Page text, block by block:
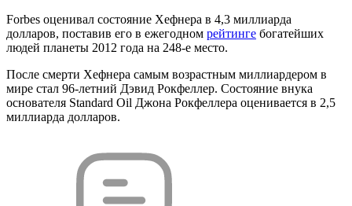
Forbes оценивал состояние Хефнера в 4,3 миллиарда
долларов, поставив его в ежегодном рейтинге богатейших
людей планеты 2012 года на 248-е место.
После смерти Хефнера самым возрастным миллиардером в
мире стал 96-летний Дэвид Рокфеллер. Состояние внука
основателя Standard Oil Джона Рокфеллера оценивается в 2,5
миллиарда долларов.